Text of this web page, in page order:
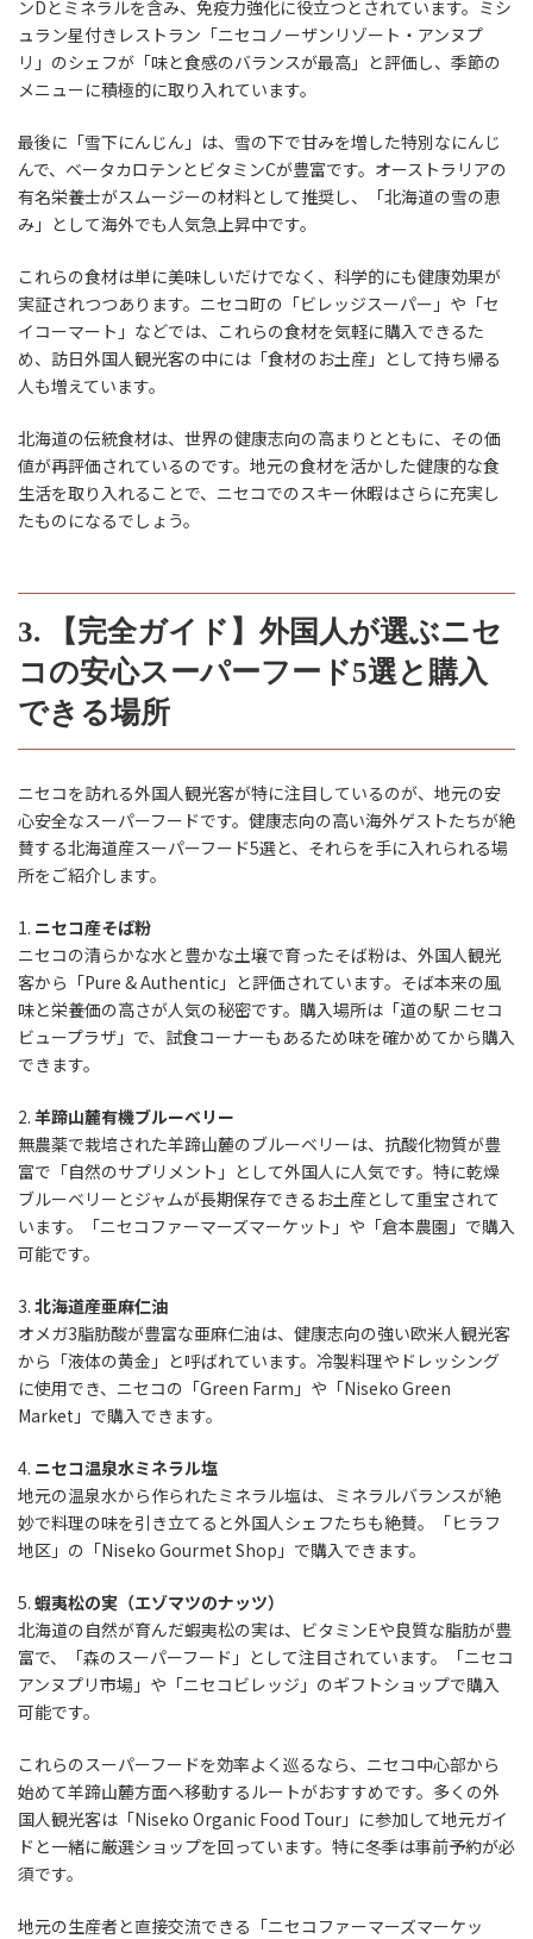
ンDとミネラルを含み、免疫力強化に役立つとされています。ミシ
ュラン星付きレストラン「ニセコノーザンリゾート・アンヌプ
リ」のシェフが「味と食感のバランスが最高」と評価し、季節の
メニューに積極的に取り入れています。
最後に「雪下にんじん」は、雪の下で甘みを増した特別なにんじ
んで、ベータカロテンとビタミンCが豊富です。オーストラリアの
有名栄養士がスムージーの材料として推奨し、「北海道の雪の恵
み」として海外でも人気急上昇中です。
これらの食材は単に美味しいだけでなく、科学的にも健康効果が
実証されつつあります。ニセコ町の「ビレッジスーパー」や「セ
イコーマート」などでは、これらの食材を気軽に購入できるた
め、訪日外国人観光客の中には「食材のお土産」として持ち帰る
人も増えています。
北海道の伝統食材は、世界の健康志向の高まりとともに、その価
値が再評価されているのです。地元の食材を活かした健康的な食
生活を取り入れることで、ニセコでのスキー休暇はさらに充実し
たものになるでしょう。
3. 【完全ガイド】外国人が選ぶニセ
コの安心スーパーフード5選と購入
できる場所
ニセコを訪れる外国人観光客が特に注目しているのが、地元の安
心安全なスーパーフードです。健康志向の高い海外ゲストたちが絶
賛する北海道産スーパーフード5選と、それらを手に入れられる場
所をご紹介します。
1. ニセコ産そば粉
ニセコの清らかな水と豊かな土壌で育ったそば粉は、外国人観光
客から「Pure & Authentic」と評価されています。そば本来の風
味と栄養価の高さが人気の秘密です。購入場所は「道の駅 ニセコ
ビュープラザ」で、試食コーナーもあるため味を確かめてから購入
できます。
2. 羊蹄山麓有機ブルーベリー
無農薬で栽培された羊蹄山麓のブルーベリーは、抗酸化物質が豊
富で「自然のサプリメント」として外国人に人気です。特に乾燥
ブルーベリーとジャムが長期保存できるお土産として重宝されて
います。「ニセコファーマーズマーケット」や「倉本農園」で購入
可能です。
3. 北海道産亜麻仁油
オメガ3脂肪酸が豊富な亜麻仁油は、健康志向の強い欧米人観光客
から「液体の黄金」と呼ばれています。冷製料理やドレッシング
に使用でき、ニセコの「Green Farm」や「Niseko Green
Market」で購入できます。
4. ニセコ温泉水ミネラル塩
地元の温泉水から作られたミネラル塩は、ミネラルバランスが絶
妙で料理の味を引き立てると外国人シェフたちも絶賛。「ヒラフ
地区」の「Niseko Gourmet Shop」で購入できます。
5. 蝦夷松の実（エゾマツのナッツ）
北海道の自然が育んだ蝦夷松の実は、ビタミンEや良質な脂肪が豊
富で、「森のスーパーフード」として注目されています。「ニセコ
アンヌプリ市場」や「ニセコビレッジ」のギフトショップで購入
可能です。
これらのスーパーフードを効率よく巡るなら、ニセコ中心部から
始めて羊蹄山麓方面へ移動するルートがおすすめです。多くの外
国人観光客は「Niseko Organic Food Tour」に参加して地元ガイ
ドと一緒に厳選ショップを回っています。特に冬季は事前予約が必
須です。
地元の生産者と直接交流できる「ニセコファーマーズマーケッ